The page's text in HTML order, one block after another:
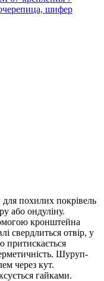
похилих покрівель
або ондуліну.
кронштейна
свердлиться отвір, у
притискається
Шуруп-
через кут.
гайками.